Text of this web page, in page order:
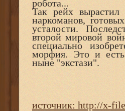
робота...
Так рейх вырастил
наркоманов,
усталости.
второй мировой
специально
морфия. Это и
ныне "экстази".
источник: http://x-